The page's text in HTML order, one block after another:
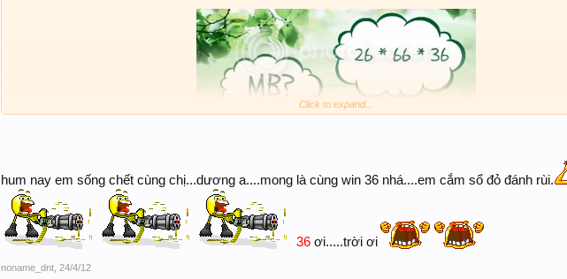
Chúc ACE diễn đàn big win mỗi ngày!
Click to expand...
hum nay em sống chết cùng chị...dương a....mong là cùng win 36 nhá....em cắm sổ đỏ đánh rùi.
36 ơi.....trời ơi
noname_dnt 24/4/12